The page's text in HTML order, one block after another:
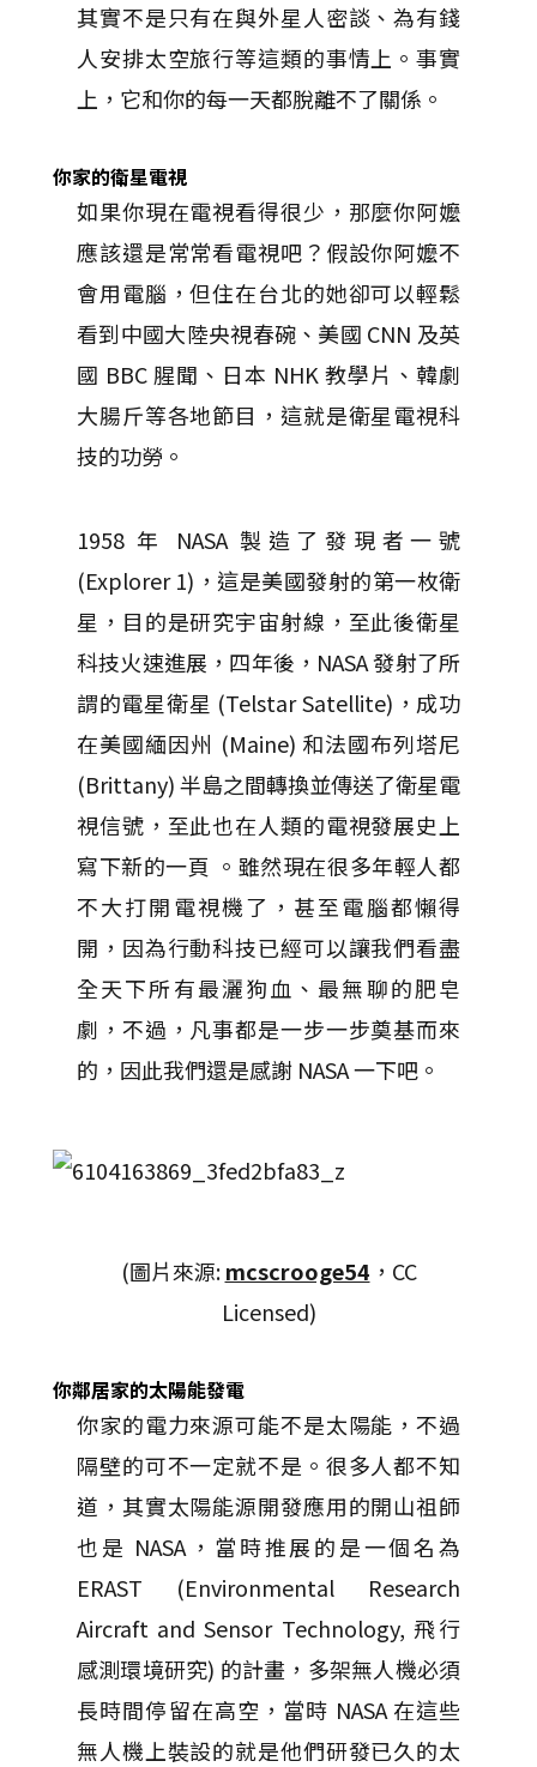
其實不是只有在與外星人密談、為有錢
人安排太空旅行等這類的事情上。事實
上，它和你的每一天都脫離不了關係。
你家的衛星電視
如果你現在電視看得很少，那麼你阿嬤
應該還是常常看電視吧？假設你阿嬤不
會用電腦，但住在台北的她卻可以輕鬆
看到中國大陸央視春碗、美國 CNN 及英
國 BBC 腥聞、日本 NHK 教學片、韓劇
大腸斤等各地節目，這就是衛星電視科
技的功勞。
1958 年 NASA 製造了發現者一號
(Explorer 1)，這是美國發射的第一枚衛
星，目的是研究宇宙射線，至此後衛星
科技火速進展，四年後，NASA 發射了所
謂的電星衛星 (Telstar Satellite)，成功
在美國緬因州 (Maine) 和法國布列塔尼
(Brittany) 半島之間轉換並傳送了衛星電
視信號，至此也在人類的電視發展史上
寫下新的一頁 。雖然現在很多年輕人都
不大打開電視機了，甚至電腦都懶得
開，因為行動科技已經可以讓我們看盡
全天下所有最灑狗血、最無聊的肥皂
劇，不過，凡事都是一步一步奠基而來
的，因此我們還是感謝 NASA 一下吧。
(圖片來源:mcscrooge54 ，CC
Licensed)
你鄰居家的太陽能發電
你家的電力來源可能不是太陽能，不過
隔壁的可不一定就不是。很多人都不知
道，其實太陽能源開發應用的開山祖師
也是 NASA，當時推展的是一個名為
ERAST (Environmental Research
Aircraft and Sensor Technology, 飛行
感測環境研究) 的計畫，多架無人機必須
長時間停留在高空，當時 NASA 在這些
無人機上裝設的就是他們研發已久的太